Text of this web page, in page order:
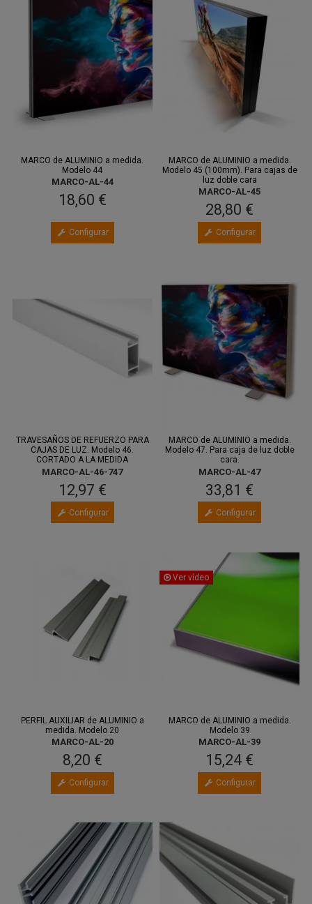
MARCO de ALUMINIO a medida.
Modelo 44
MARCO-AL-44
18,60 €
Configurar
MARCO de ALUMINIO a medida.
Modelo 45 (100mm). Para cajas de
luz doble cara
MARCO-AL-45
28,80 €
Configurar
TRAVESAÑOS DE REFUERZO PARA
CAJAS DE LUZ. Modelo 46.
CORTADO A LA MEDIDA
MARCO-AL-46-747
12,97 €
Configurar
MARCO de ALUMINIO a medida.
Modelo 47. Para caja de luz doble
cara.
MARCO-AL-47
33,81 €
Configurar
PERFIL AUXILIAR de ALUMINIO a
medida. Modelo 20
MARCO-AL-20
8,20 €
Configurar
Ver vídeo
MARCO de ALUMINIO a medida.
Modelo 39
MARCO-AL-39
15,24 €
Configurar